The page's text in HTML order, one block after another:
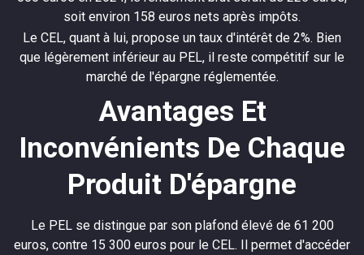
soit environ 158 euros nets après impôts.
Le CEL, quant à lui, propose un taux d'intérêt de 2%. Bien
que légèrement inférieur au PEL, il reste compétitif sur le
marché de l'épargne réglementée.
Avantages Et
Inconvénients De Chaque
Produit D'épargne
Le PEL se distingue par son plafond élevé de 61 200
euros, contre 15 300 euros pour le CEL. Il permet d'accéder